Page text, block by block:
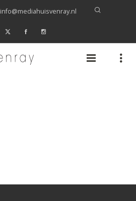
info@mediahuisvenray.nl